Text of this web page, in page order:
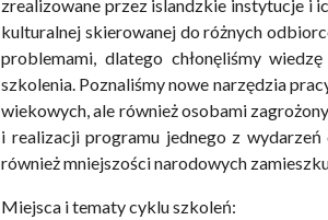
zrealizowane przez islandzkie instytucje i
kulturalnej skierowanej do różnych
problemami, dlatego chłonęliśmy
szkolenia. Poznaliśmy nowe narzędzia
wiekowych, ale również osobami
i realizacji programu jednego z
również mniejszości narodowych
Miejsca i tematy cyklu szkoleń: